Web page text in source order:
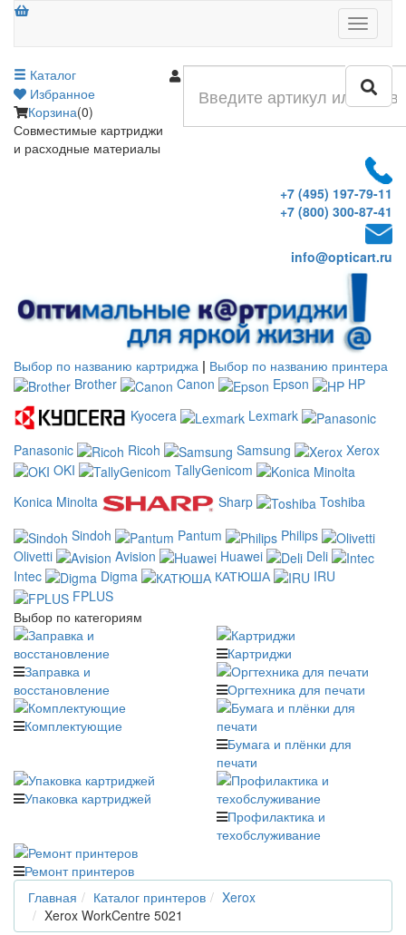
Меню
Каталог
Избранное
Корзина(0)
Совместимые картриджи
и расходные материалы
+7 (495) 197-79-11
+7 (800) 300-87-41
info@opticart.ru
Выбор по названию картриджа | Выбор по названию принтера
Brother
Canon Epson
HP
Kyocera
Lexmark
Panasonic
Ricoh Samsung
Xerox
OKI
TallyGenicom
Konica Minolta
Sharp
Toshiba
Sindoh
Pantum
Philips
Olivetti
Avision Huawei
Deli
Intec
Digma КАТЮША
IRU
FPLUS
Выбор по категориям
Заправка и
восстановление
Картриджи
Оргтехника для печати
Комплектующие
Бумага и плёнки для
печати
Упаковка картриджей
Профилактика и
техобслуживание
Ремонт принтеров
Главная
Каталог принтеров
Xerox
Xerox WorkCentre 5021